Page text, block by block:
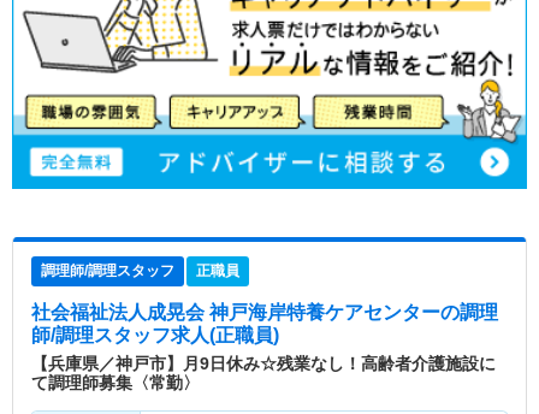
調理師/調理スタッフ 正職員
社会福祉法人成晃会 神戸海岸特養ケアセンターの調理
師/調理スタッフ求人(正職員)
【兵庫県／神戸市】月9日休み☆残業なし！高齢者介護施設に
て調理師募集〈常勤〉